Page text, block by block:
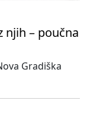
njih – poučna
Gradiška